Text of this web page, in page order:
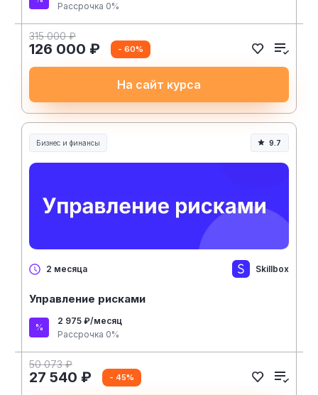
Рассрочка 0%
315 000 ₽
126 000 ₽ - 60%
На сайт курса
Бизнес и финансы 9.7
2 месяца Skillbox
Управление рисками
2 975 ₽/месяц
Рассрочка 0%
50 073 ₽
27 540 ₽ - 45%